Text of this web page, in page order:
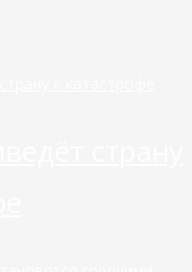
страну